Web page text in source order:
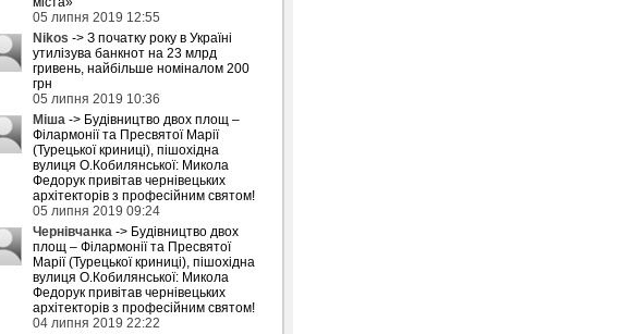
05 липня 2019 12:55
Nikos -> З початку року в Україні
утилізува банкнот на 23 млрд
гривень, найбільше номіналом 200
грн
05 липня 2019 10:36
Міша -> Будівництво двох площ –
Філармонії та Пресвятої Марії
(Турецької криниці), пішохідна
вулиця О.Кобилянської: Микола
Федорук привітав чернівецьких
архітекторів з професійним святом!
05 липня 2019 09:24
Чернівчанка -> Будівництво двох
площ – Філармонії та Пресвятої
Марії (Турецької криниці), пішохідна
вулиця О.Кобилянської: Микола
Федорук привітав чернівецьких
архітекторів з професійним святом!
04 липня 2019 22:22